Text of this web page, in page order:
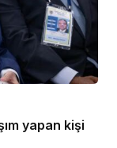
yapan kişi